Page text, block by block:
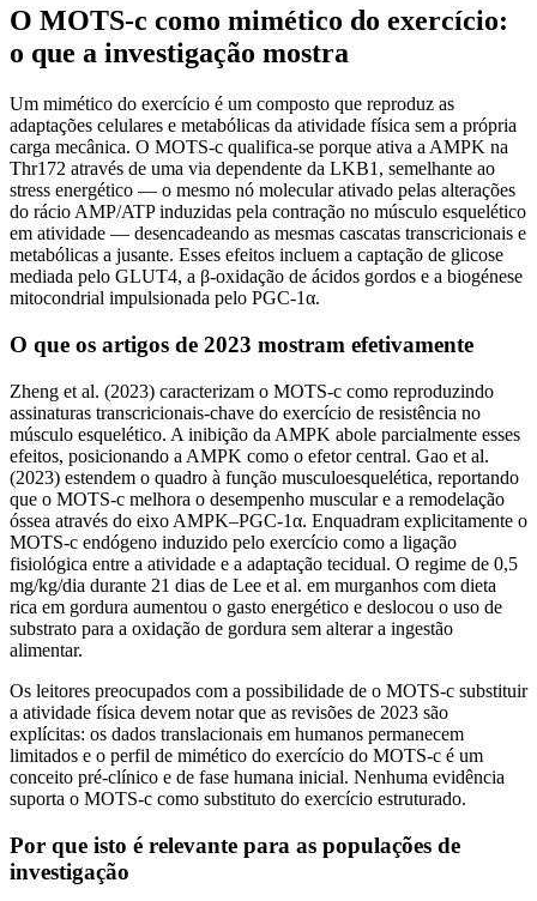
O MOTS-c como mimético do exercício:
o que a investigação mostra
Um mimético do exercício é um composto que reproduz as
adaptações celulares e metabólicas da atividade física sem a própria
carga mecânica. O MOTS-c qualifica-se porque ativa a AMPK na
Thr172 através de uma via dependente da LKB1, semelhante ao
stress energético — o mesmo nó molecular ativado pelas alterações
do rácio AMP/ATP induzidas pela contração no músculo esquelético
em atividade — desencadeando as mesmas cascatas transcricionais e
metabólicas a jusante. Esses efeitos incluem a captação de glicose
mediada pelo GLUT4, a β-oxidação de ácidos gordos e a biogénese
mitocondrial impulsionada pelo PGC-1α.
O que os artigos de 2023 mostram efetivamente
Zheng et al. (2023) caracterizam o MOTS-c como reproduzindo
assinaturas transcricionais-chave do exercício de resistência no
músculo esquelético. A inibição da AMPK abole parcialmente esses
efeitos, posicionando a AMPK como o efetor central. Gao et al.
(2023) estendem o quadro à função musculoesquelética, reportando
que o MOTS-c melhora o desempenho muscular e a remodelação
óssea através do eixo AMPK–PGC-1α. Enquadram explicitamente o
MOTS-c endógeno induzido pelo exercício como a ligação
fisiológica entre a atividade e a adaptação tecidual. O regime de 0,5
mg/kg/dia durante 21 dias de Lee et al. em murganhos com dieta
rica em gordura aumentou o gasto energético e deslocou o uso de
substrato para a oxidação de gordura sem alterar a ingestão
alimentar.
Os leitores preocupados com a possibilidade de o MOTS-c substituir
a atividade física devem notar que as revisões de 2023 são
explícitas: os dados translacionais em humanos permanecem
limitados e o perfil de mimético do exercício do MOTS-c é um
conceito pré-clínico e de fase humana inicial. Nenhuma evidência
suporta o MOTS-c como substituto do exercício estruturado.
Por que isto é relevante para as populações de
investigação